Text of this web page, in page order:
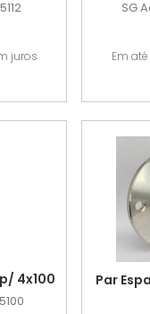
juros
SG
Em até
4x100
Par